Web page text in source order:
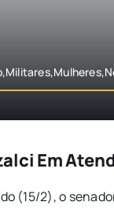
Em
(15/2), o